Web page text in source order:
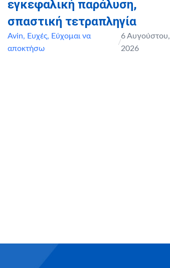
εγκεφαλική παράλυση,
σπαστική τετραπληγία
Avin, Ευχές, Εύχομαι να
αποκτήσω
/
6 Αυγούστου,
2026